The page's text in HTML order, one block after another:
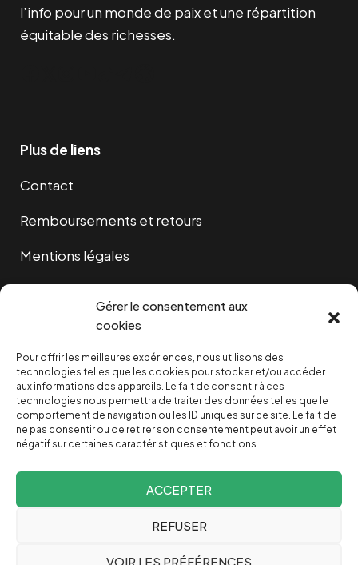
Gérer le consentement aux
cookies
Pour offrir les meilleures expériences, nous utilisons des
technologies telles que les cookies pour stocker et/ou accéder
aux informations des appareils. Le fait de consentir à ces
technologies nous permettra de traiter des données telles que le
comportement de navigation ou les ID uniques sur ce site. Le fait de
ne pas consentir ou de retirer son consentement peut avoir un effet
négatif sur certaines caractéristiques et fonctions.
ACCEPTER
REFUSER
VOIR LES PRÉFÉRENCES
l’info pour un monde de paix et une répartition
équitable des richesses.
Plus de liens
Contact
Remboursements et retours
Mentions légales
NOUS SOUTENIR
NOTRE NEWSLETTER